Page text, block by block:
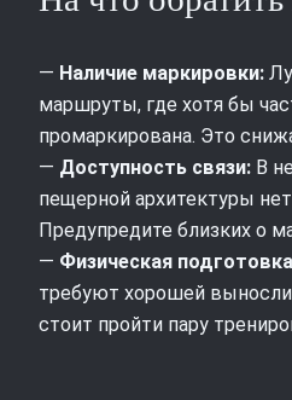
— Наличие маркировки:
маршруты, где хотя бы
промаркирована. Это
— Доступность связи: В
пещерной архитектуры
Предупредите близких о
— Физическая
требуют хорошей
стоит пройти пару